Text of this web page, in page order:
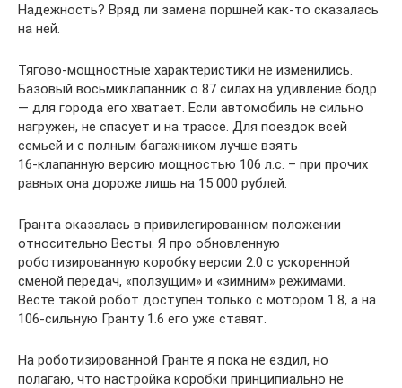
Надежность? Вряд ли замена поршней как-то сказалась
на ней.
Тягово‑мощностные характеристики не изменились.
Базовый восьмиклапанник о 87 силах на удивление бодр
— для города его хватает. Если автомобиль не сильно
нагружен, не спасует и на трассе. Для поездок всей
семьей и с полным багажником лучше взять
16‑клапанную версию мощностью 106 л.с. – при прочих
равных она дороже лишь на 15 000 рублей.
Гранта оказалась в привилегированном положении
относительно Весты. Я про обновленную
роботизированную коробку версии 2.0 с ускоренной
сменой передач, «ползущим» и «зимним» режимами.
Весте такой робот доступен только с мотором 1.8, а на
106‑сильную Гранту 1.6 его уже ставят.
На роботизированной Гранте я пока не ездил, но
полагаю, что настройка коробки принципиально не